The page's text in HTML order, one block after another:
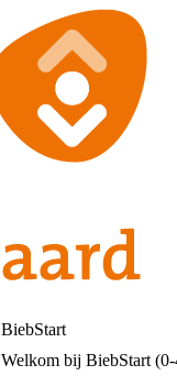
BiebStart
Welkom bij BiebStart